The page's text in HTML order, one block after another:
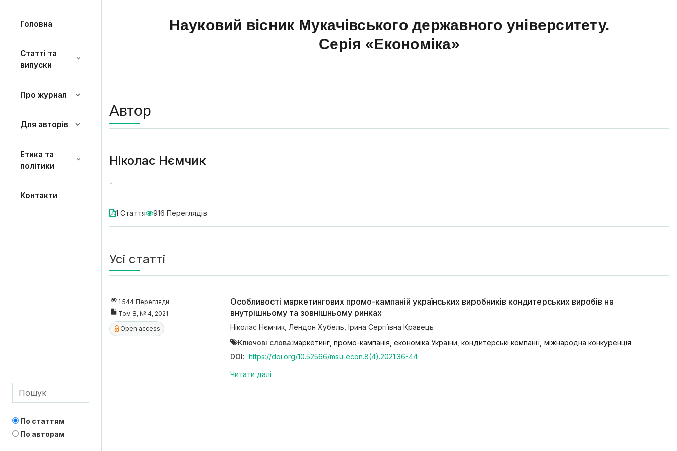
Головна
Статті та
випуски
Про журнал
Для авторів
Етика та
політики
Контакти
По статтям
По авторам
Науковий вісник Мукачівського державного університету.
Серія «Економіка»
Автор
Ніколас Нємчик
-
1 Стаття 916 Переглядів
Усі статті
1 544 Перегляди
Том 8, № 4, 2021
Open access
Особливості маркетингових промо-кампаній українських виробників кондитерських виробів на
внутрішньому та зовнішньому ринках
Ніколас Нємчик, Лендон Хубель Ірина Сергіївна Кравець
Ключові слова:маркетинг, промо-кампанія, економіка України, кондитерські компанії, міжнародна конкуренція
DOI: https://doi.org/10.52566/msu-econ.8(4).2021.36-44
Читати далі